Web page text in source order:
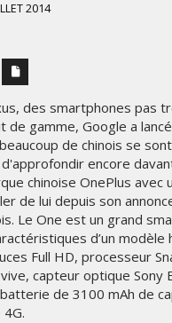
2014
des smartphones pas
de gamme, Google a
de chinois se
encore
chinoise OnePlus avec
de lui depuis son
Le One est un grand
d’un modèle
Full HD, processeur
capteur optique Sony
de 3100 mAh de